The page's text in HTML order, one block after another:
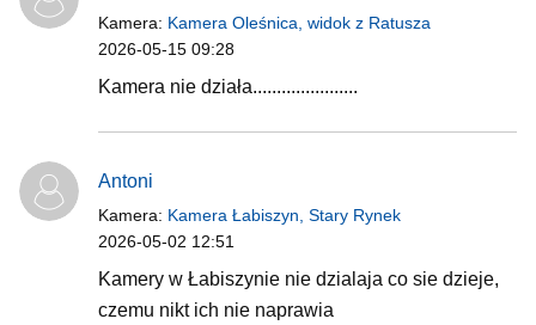
Kamera: Kamera Oleśnica, widok z Ratusza
2026-05-15 09:28
Kamera nie działa......................
Antoni
Kamera: Kamera Łabiszyn, Stary Rynek
2026-05-02 12:51
Kamery w Łabiszynie nie dzialaja co sie dzieje,
czemu nikt ich nie naprawia